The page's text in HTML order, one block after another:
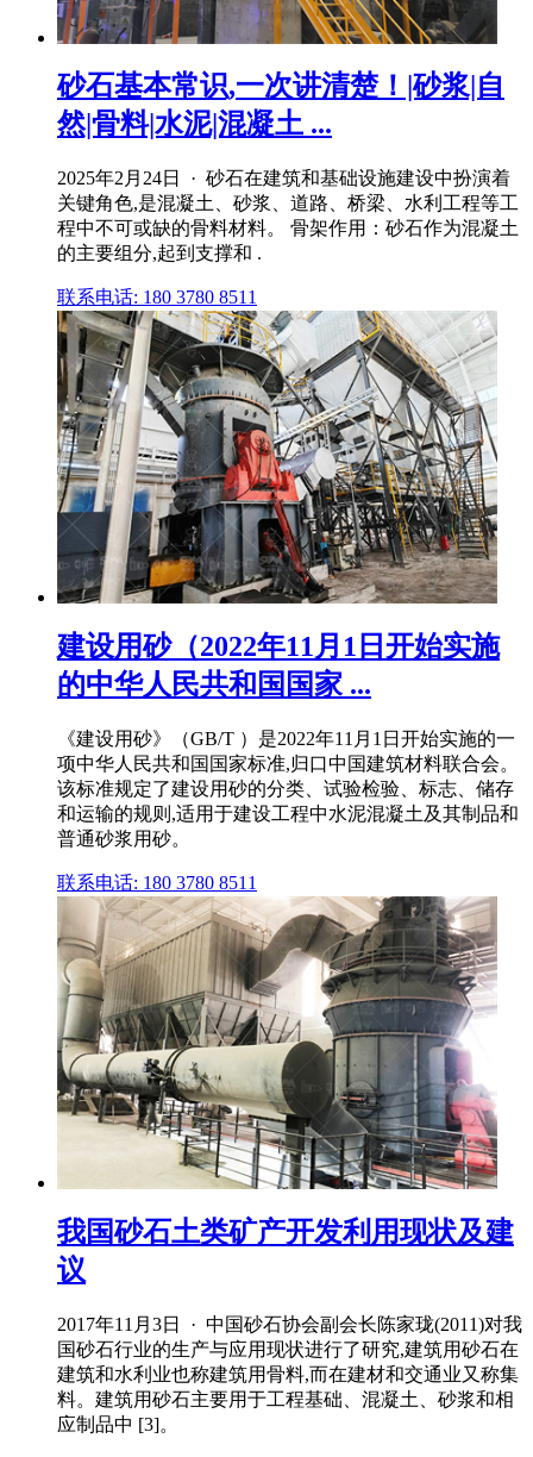
砂石基本常识,一次讲清楚！|砂浆|自
然|骨料|水泥|混凝土 ...
2025年2月24日 · 砂石在建筑和基础设施建设中扮演着
关键角色,是混凝土、砂浆、道路、桥梁、水利工程等工
程中不可或缺的骨料材料。 骨架作用：砂石作为混凝土
的主要组分,起到支撑和 .
联系电话: 180 3780 8511
建设用砂（2022年11月1日开始实施
的中华人民共和国国家 ...
《建设用砂》（GB/T ）是2022年11月1日开始实施的一
项中华人民共和国国家标准,归口中国建筑材料联合会。
该标准规定了建设用砂的分类、试验检验、标志、储存
和运输的规则,适用于建设工程中水泥混凝土及其制品和
普通砂浆用砂。
联系电话: 180 3780 8511
我国砂石土类矿产开发利用现状及建
议
2017年11月3日 · 中国砂石协会副会长陈家珑(2011)对我
国砂石行业的生产与应用现状进行了研究,建筑用砂石在
建筑和水利业也称建筑用骨料,而在建材和交通业又称集
料。建筑用砂石主要用于工程基础、混凝土、砂浆和相
应制品中 [3]。